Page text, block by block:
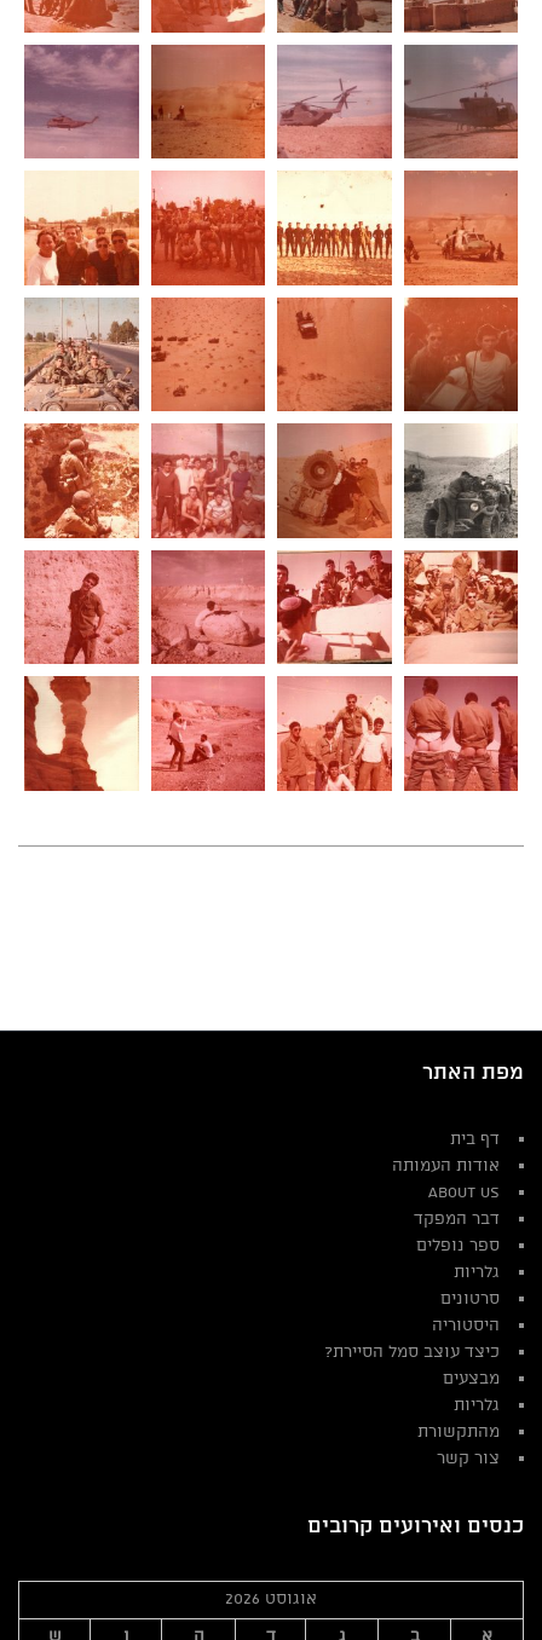
מפת האתר
דף בית
אודות העמותה
About Us
דבר המפקד
ספר נופלים
גלריות
סרטונים
היסטוריה
כיצד עוצב סמל הסיירת?
מבצעים
גלריות
מהתקשורת
צור קשר
כנסים ואירועים קרובים
אוגוסט 2026